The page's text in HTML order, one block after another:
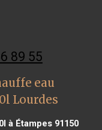
89 55
eau
Lourdes
à Étampes 91150